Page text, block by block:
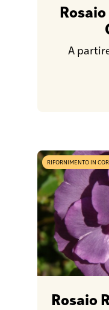
A
RIFORNIMENTO IN
Rosaio